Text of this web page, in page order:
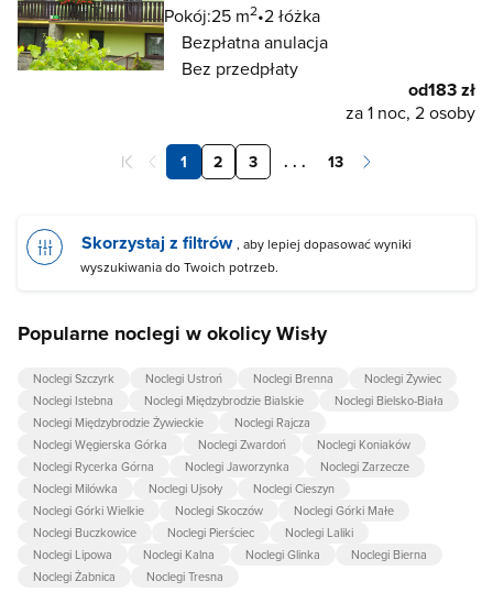
Pokój:25 m2 2 łóżka
Bezpłatna anulacja
Bez przedpłaty
od183 zł
za 1 noc, 2 osoby
1 2 3 . . . 13
Skorzystaj z filtrów , aby lepiej dopasować wyniki
wyszukiwania do Twoich potrzeb.
Popularne noclegi w okolicy Wisły
Noclegi Szczyrk Noclegi Ustroń Noclegi Brenna
Noclegi Żywiec
Noclegi Istebna
Noclegi Międzybrodzie Bialskie
Noclegi Bielsko-Biała
Noclegi Międzybrodzie Żywieckie
Noclegi Rajcza
Noclegi Węgierska Górka
Noclegi Zwardoń
Noclegi Koniaków
Noclegi Rycerka Górna
Noclegi Jaworzynka
Noclegi Zarzecze
Noclegi Milówka
Noclegi Ujsoły
Noclegi Cieszyn
Noclegi Górki Wielkie
Noclegi Skoczów
Noclegi Górki Małe
Noclegi Buczkowice
Noclegi Pierściec
Noclegi Laliki
Noclegi Lipowa
Noclegi Kalna Noclegi Glinka
Noclegi Bierna
Noclegi Żabnica
Noclegi Tresna